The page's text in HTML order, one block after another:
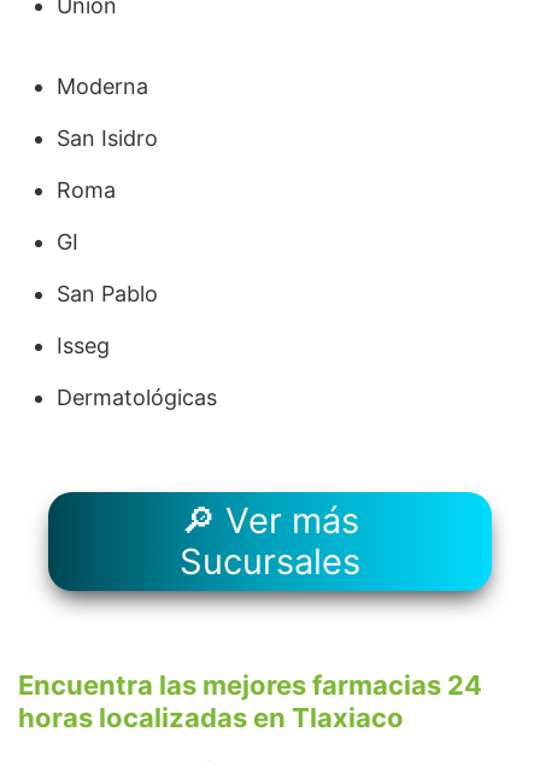
Unión
Moderna
San Isidro
Roma
GI
San Pablo
Isseg
Dermatológicas
🔎 Ver más
Sucursales
Encuentra las mejores farmacias 24
horas localizadas en Tlaxiaco